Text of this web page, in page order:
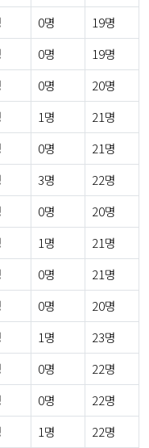
0명
19명
0명
19명
0명
20명
1명
21명
0명
21명
3명
22명
0명
20명
1명
21명
0명
21명
0명
20명
1명
23명
0명
22명
0명
22명
1명
22명